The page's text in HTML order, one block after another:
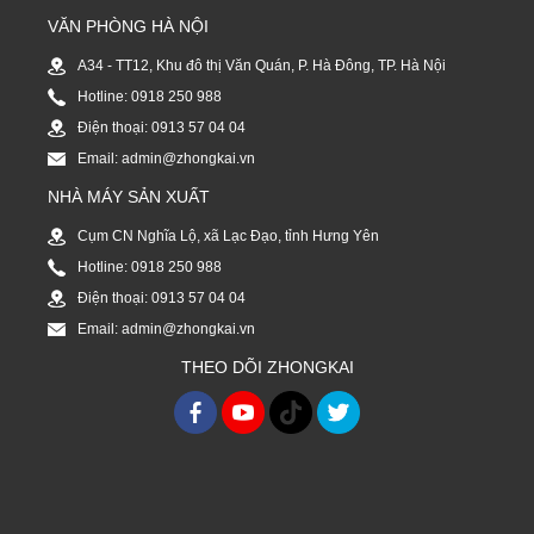
VĂN PHÒNG HÀ NỘI
A34 - TT12, Khu đô thị Văn Quán, P. Hà Đông, TP. Hà Nội
Hotline: 0918 250 988
Điện thoại: 0913 57 04 04
Email: admin@zhongkai.vn
NHÀ MÁY SẢN XUẤT
Cụm CN Nghĩa Lộ, xã Lạc Đạo, tỉnh Hưng Yên
Hotline: 0918 250 988
Điện thoại: 0913 57 04 04
Email: admin@zhongkai.vn
THEO DÕI ZHONGKAI